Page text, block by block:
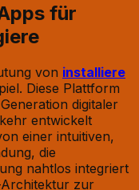
für
von installiere
Diese Plattform
digitaler
entwickelt
einer intuitiven,
die
nahtlos integriert
Architektur zur